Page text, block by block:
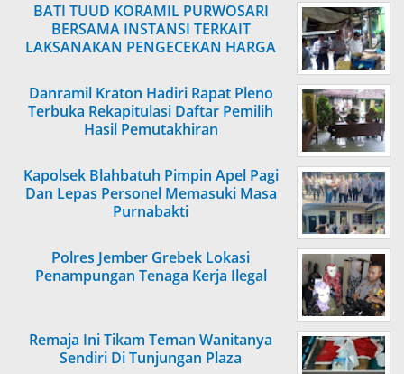
BATI TUUD KORAMIL PURWOSARI
BERSAMA INSTANSI TERKAIT
LAKSANAKAN PENGECEKAN HARGA
Danramil Kraton Hadiri Rapat Pleno
Terbuka Rekapitulasi Daftar Pemilih
Hasil Pemutakhiran
Kapolsek Blahbatuh Pimpin Apel Pagi
Dan Lepas Personel Memasuki Masa
Purnabakti
Polres Jember Grebek Lokasi
Penampungan Tenaga Kerja Ilegal
Remaja Ini Tikam Teman Wanitanya
Sendiri Di Tunjungan Plaza